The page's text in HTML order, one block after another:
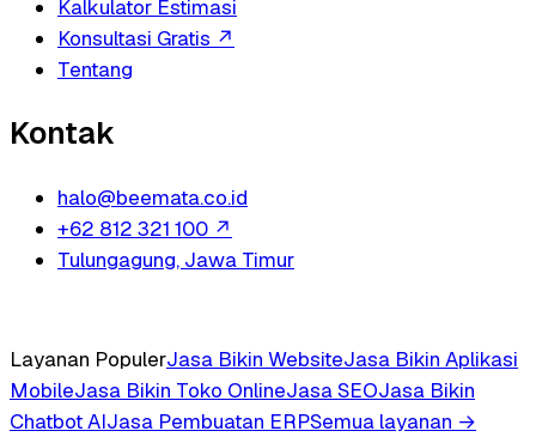
Kalkulator Estimasi
Konsultasi Gratis ↗
Tentang
Kontak
halo@beemata.co.id
+62 812 321 100 ↗
Tulungagung, Jawa Timur
Layanan PopulerJasa Bikin WebsiteJasa Bikin Aplikasi
MobileJasa Bikin Toko OnlineJasa SEOJasa Bikin
Chatbot AIJasa Pembuatan ERPSemua layanan →